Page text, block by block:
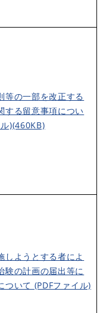
等の一部を改正する
する留意事項につい
)(460KB)
しようとする者によ
験の計画の届出等に
ついて (PDFファイル)